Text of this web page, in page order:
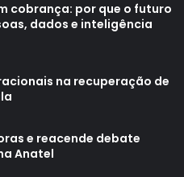
cobrança: por que o futuro
dados e inteligência
na recuperação de
e reacende debate
Anatel